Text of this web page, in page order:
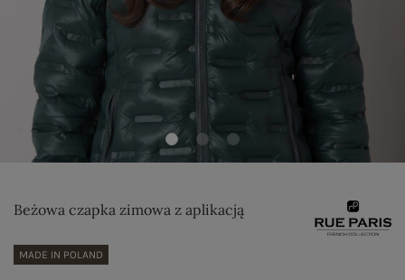
Beżowa czapka zimowa z aplikacją
MADE IN POLAND